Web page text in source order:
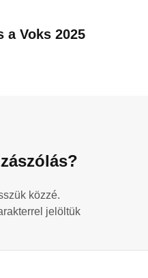
a Voks 2025
közzé.
jelöltük